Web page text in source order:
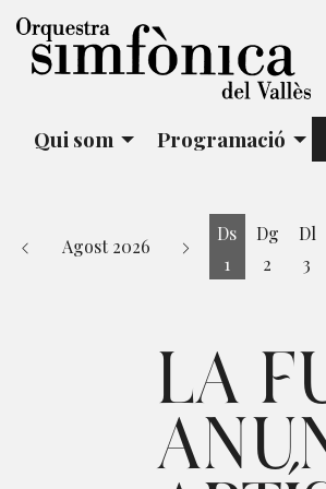
Qui som Programació
Agost 2026
Ds
1
Dg
2
Dl
3
LA